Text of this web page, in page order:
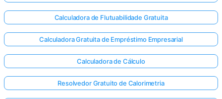
Calculadora de Flutuabilidade Gratuita
Calculadora Gratuita de Empréstimo Empresarial
Calculadora de Cálculo
Resolvedor Gratuito de Calorimetria